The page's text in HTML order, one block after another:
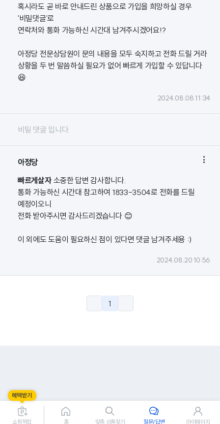
혹시라도 곧 바로 안내드린 상품으로 가입을 희망하실 경우
'비밀댓글'로
연락처와 통화 가능하신 시간대 남겨주시겠어요!?
아정당 전문상담원이 문의 내용을 모두 숙지하고 전화 드릴 거라
상황을 두 번 말씀하실 필요가 없어 빠르게 가입할 수 있답니다
😆
2024.08.08 11:34
비밀 댓글 입니다.
아정당 
빠르게살자 소중한 답변 감사합니다.
통화 가능하신 시간대 참고하여 1833-3504로 전화를 드릴
예정이오니
전화 받아주시면 감사드리겠습니다 😊
이 외에도 도움이 필요하신 점이 있다면 댓글 남겨주세용 :)
2024.08.20 10:56
1
쇼핑적립 홈 맞춤 상품찾기 질문/답변 마이페이지